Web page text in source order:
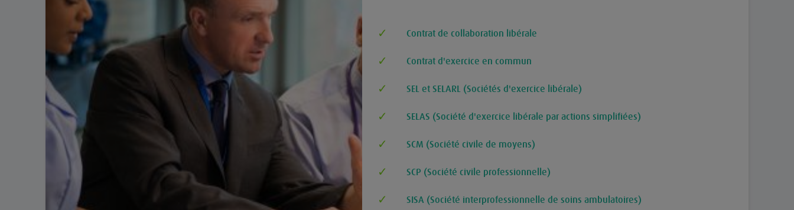
Contrat de collaboration libérale
Contrat d'exercice en commun
SEL et SELARL (Sociétés d'exercice libérale)
SELAS (Société d'exercice libérale par actions simplifiées)
SCM (Société civile de moyens)
SCP (Société civile professionnelle)
SISA (Société interprofessionnelle de soins ambulatoires)